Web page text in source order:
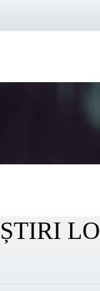
ȘTIRI